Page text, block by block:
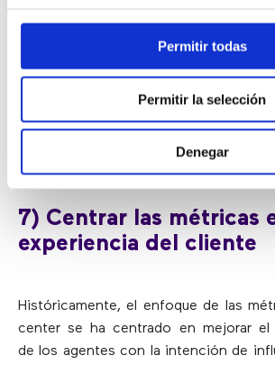
Permitir todas
Permitir la selección
Denegar
están ofreciendo más facilidades.
esperan que todos los canales
niveles de servicio y eficiencia.
asegurarse de que las aplicaciones
escritorios de agentes funcionen
coordinado dentro de uncall center
7) Centrar las métricas
experiencia del cliente
Históricamente, el enfoque de las
center se ha centrado en mejorar el
de los agentes con la intención de